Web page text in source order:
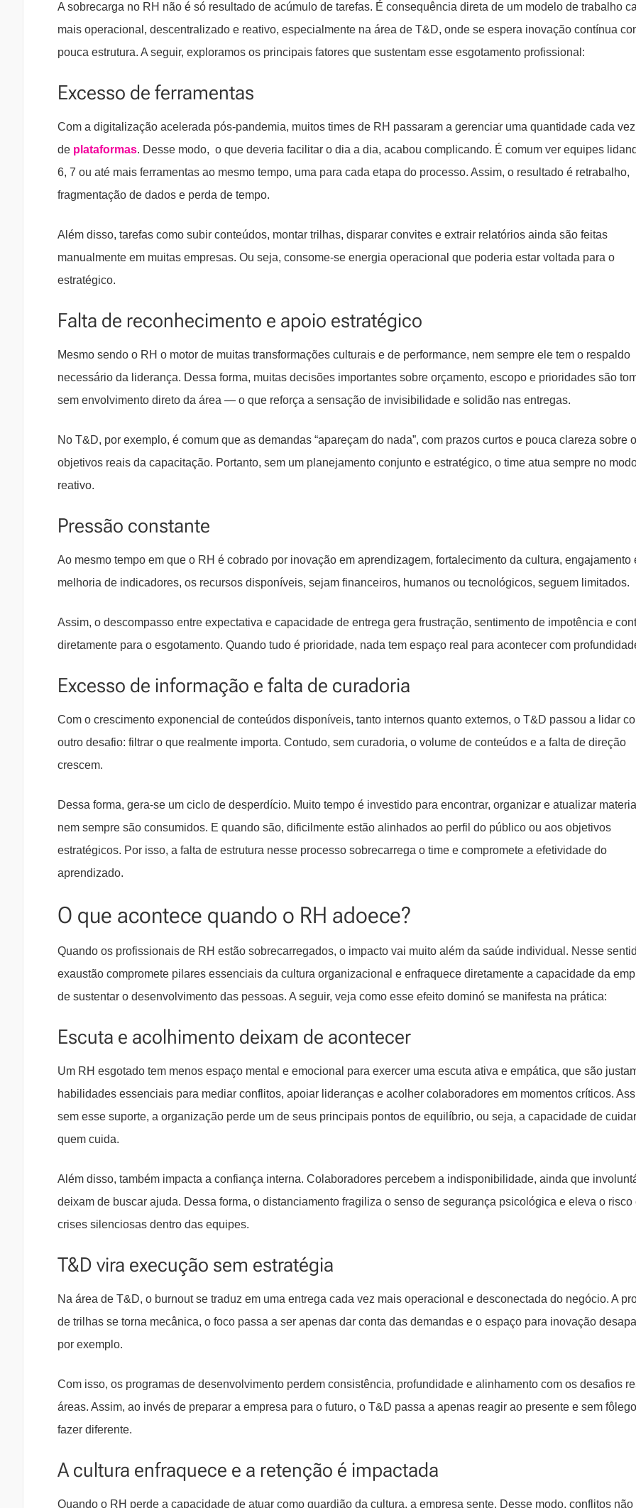
A sobrecarga no RH não é só resultado de acúmulo de tarefas. É consequência direta de um modelo de trabalho
mais operacional, descentralizado e reativo, especialmente na área de T&D, onde se espera inovação contínua
pouca estrutura. A seguir, exploramos os principais fatores que sustentam esse esgotamento profissional:
Excesso de ferramentas
Com a digitalização acelerada pós-pandemia, muitos times de RH passaram a gerenciar uma quantidade cada
de plataformas. Desse modo, o que deveria facilitar o dia a dia, acabou complicando. É comum ver equipes
6, 7 ou até mais ferramentas ao mesmo tempo, uma para cada etapa do processo. Assim, o resultado é retrabalho,
fragmentação de dados e perda de tempo.
Além disso, tarefas como subir conteúdos, montar trilhas, disparar convites e extrair relatórios ainda são feitas
manualmente em muitas empresas. Ou seja, consome-se energia operacional que poderia estar voltada para o
estratégico.
Falta de reconhecimento e apoio estratégico
Mesmo sendo o RH o motor de muitas transformações culturais e de performance, nem sempre ele tem o respaldo
necessário da liderança. Dessa forma, muitas decisões importantes sobre orçamento, escopo e prioridades são
sem envolvimento direto da área — o que reforça a sensação de invisibilidade e solidão nas entregas.
No T&D, por exemplo, é comum que as demandas “apareçam do nada”, com prazos curtos e pouca clareza sobre
objetivos reais da capacitação. Portanto, sem um planejamento conjunto e estratégico, o time atua sempre no
reativo.
Pressão constante
Ao mesmo tempo em que o RH é cobrado por inovação em aprendizagem, fortalecimento da cultura, engajamento
melhoria de indicadores, os recursos disponíveis, sejam financeiros, humanos ou tecnológicos, seguem limitados.
Assim, o descompasso entre expectativa e capacidade de entrega gera frustração, sentimento de impotência e
diretamente para o esgotamento. Quando tudo é prioridade, nada tem espaço real para acontecer com
Excesso de informação e falta de curadoria
Com o crescimento exponencial de conteúdos disponíveis, tanto internos quanto externos, o T&D passou a lidar
outro desafio: filtrar o que realmente importa. Contudo, sem curadoria, o volume de conteúdos e a falta de direção
crescem.
Dessa forma, gera-se um ciclo de desperdício. Muito tempo é investido para encontrar, organizar e atualizar
nem sempre são consumidos. E quando são, dificilmente estão alinhados ao perfil do público ou aos objetivos
estratégicos. Por isso, a falta de estrutura nesse processo sobrecarrega o time e compromete a efetividade do
aprendizado.
O que acontece quando o RH adoece?
Quando os profissionais de RH estão sobrecarregados, o impacto vai muito além da saúde individual. Nesse
exaustão compromete pilares essenciais da cultura organizacional e enfraquece diretamente a capacidade da
de sustentar o desenvolvimento das pessoas. A seguir, veja como esse efeito dominó se manifesta na prática:
Escuta e acolhimento deixam de acontecer
Um RH esgotado tem menos espaço mental e emocional para exercer uma escuta ativa e empática, que são
habilidades essenciais para mediar conflitos, apoiar lideranças e acolher colaboradores em momentos críticos.
sem esse suporte, a organização perde um de seus principais pontos de equilíbrio, ou seja, a capacidade de
quem cuida.
Além disso, também impacta a confiança interna. Colaboradores percebem a indisponibilidade, ainda que
deixam de buscar ajuda. Dessa forma, o distanciamento fragiliza o senso de segurança psicológica e eleva o risco
crises silenciosas dentro das equipes.
T&D vira execução sem estratégia
Na área de T&D, o burnout se traduz em uma entrega cada vez mais operacional e desconectada do negócio. A
de trilhas se torna mecânica, o foco passa a ser apenas dar conta das demandas e o espaço para inovação
por exemplo.
Com isso, os programas de desenvolvimento perdem consistência, profundidade e alinhamento com os desafios
áreas. Assim, ao invés de preparar a empresa para o futuro, o T&D passa a apenas reagir ao presente e sem
fazer diferente.
A cultura enfraquece e a retenção é impactada
Quando o RH perde a capacidade de atuar como guardião da cultura, a empresa sente. Desse modo, conflitos não